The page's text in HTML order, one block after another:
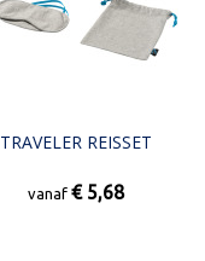
TRAVELER REISSET
vanaf € 5,68